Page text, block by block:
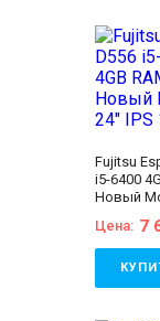
Fujitsu
i5-6400
Новый
Цена: 7